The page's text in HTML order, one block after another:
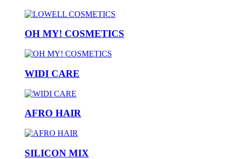
OH MY! COSMETICS
WIDI CARE
AFRO HAIR
SILICON MIX